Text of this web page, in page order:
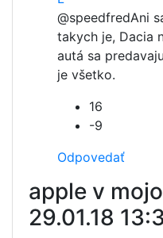
@speedfredAni
takych je, Dacia
autá sa
je všetko.
16
-9
Odpovedať
apple v
29.01.18